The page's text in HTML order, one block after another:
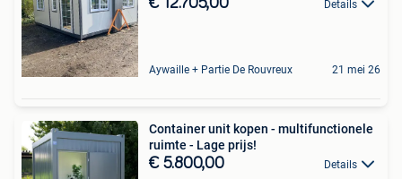
Details
Aywaille + Partie De Rouvreux 21 mei 26
Container unit kopen - multifunctionele
ruimte - Lage prijs!
€ 5.800,00 Details